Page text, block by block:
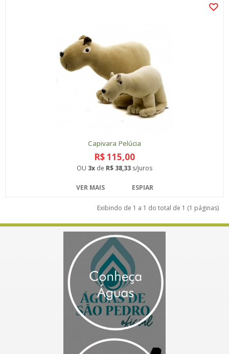
Capivara Pelúcia
R$ 115,00
OU 3x de R$ 38,33 s/juros
VER MAIS ESPIAR
Exibindo de 1 a 1 do total de 1 (1 páginas)